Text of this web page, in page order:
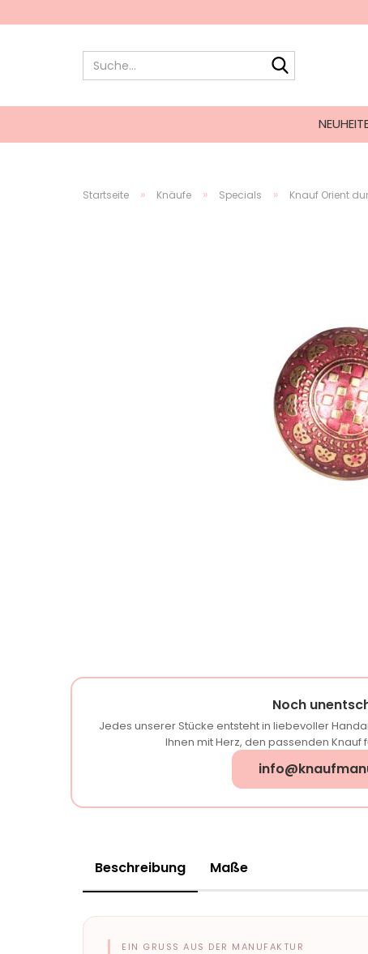
Startseite » Knäufe » Specials » Knauf Orient
Noch
Jedes unserer Stücke entsteht in liebevoller
Ihnen mit Herz, den passenden Knauf
Beschreibung Maße
EIN GRUSS AUS DER MANUFAKTUR